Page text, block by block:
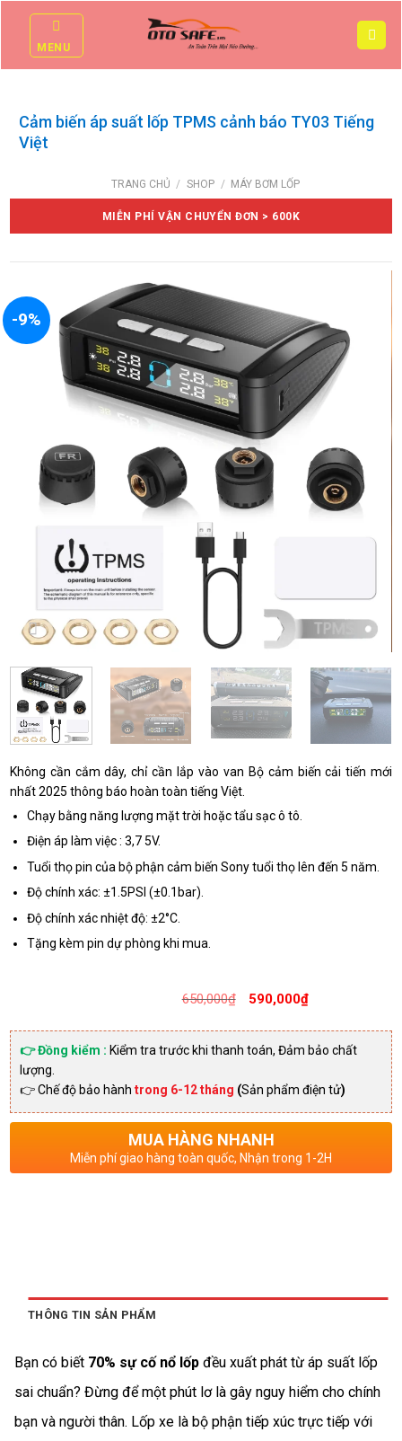
contentMENU
Cảm biến áp suất lốp TPMS cảnh báo TY03 Tiếng
Việt
TRANG CHỦ / SHOP / MÁY BƠM LỐP
MIỄN PHÍ VẬN CHUYỂN ĐƠN > 600K
-9%
Không cần cắm dây, chỉ cần lắp vào van Bộ cảm biến cải tiến mới
nhất 2025 thông báo hoàn toàn tiếng Việt.
Chạy bằng năng lượng mặt trời hoặc tẩu sạc ô tô.
Điện áp làm việc : 3,7 5V.
Tuổi thọ pin của bộ phận cảm biến Sony tuổi thọ lên đến 5 năm.
Độ chính xác: ±1.5PSI (±0.1bar).
Độ chính xác nhiệt độ: ±2°C.
Tặng kèm pin dự phòng khi mua.
650,000₫
Giá
gốc
là:
590,000₫Giá
hiện
tại
là:
👉 Đồng kiểm : Kiểm tra trước khi thanh toán, Đảm bảo chất
lượng.
👉 Chế độ bảo hành trong 6-12 tháng (Sản phẩm điện tử)
MUA HÀNG NHANH
Miễn phí giao hàng toàn quốc, Nhận trong 1-2H
THÔNG TIN SẢN PHẨM
Bạn có biết 70% sự cố nổ lốp đều xuất phát từ áp suất lốp
sai chuẩn? Đừng để một phút lơ là gây nguy hiểm cho chính
bạn và người thân. Lốp xe là bộ phận tiếp xúc trực tiếp với